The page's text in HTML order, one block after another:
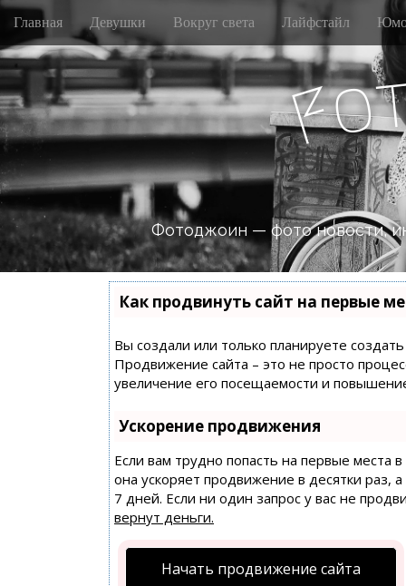
M
i
n
m
e
n
u
S
i
p
t
o
c
o
n
t
e
Главная Девушки Вокруг света Лайфстайл
Fo
Фотоджоин — фото новости,
Как продвинуть сайт на первые
Вы создали или только планируете
Продвижение сайта – это не просто
увеличение его посещаемости и
Ускорение продвижения
Если вам трудно попасть на первые места
она ускоряет продвижение в десятки раз,
7 дней. Если ни один запрос у вас не
вернут деньги.
Начать продвижение сайта